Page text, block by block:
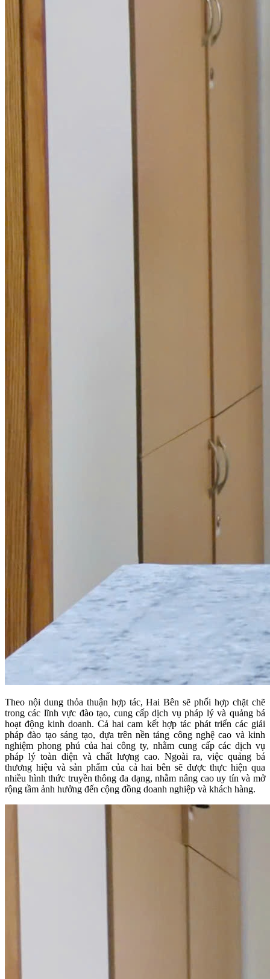
Theo nội dung thỏa thuận hợp tác, Hai Bên sẽ phối hợp chặt chẽ
trong các lĩnh vực đào tạo, cung cấp dịch vụ pháp lý và quảng bá
hoạt động kinh doanh. Cả hai cam kết hợp tác phát triển các giải
pháp đào tạo sáng tạo, dựa trên nền tảng công nghệ cao và kinh
nghiệm phong phú của hai công ty, nhằm cung cấp các dịch vụ
pháp lý toàn diện và chất lượng cao. Ngoài ra, việc quảng bá
thương hiệu và sản phẩm của cả hai bên sẽ được thực hiện qua
nhiều hình thức truyền thông đa dạng, nhằm nâng cao uy tín và mở
rộng tầm ảnh hưởng đến cộng đồng doanh nghiệp và khách hàng.